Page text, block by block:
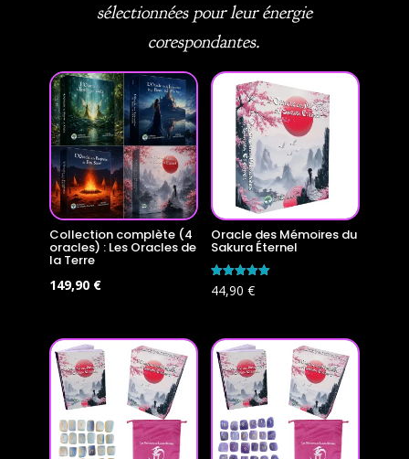
sélectionnées pour leur énergie
corespondantes.
Collection complète (4
oracles) : Les Oracles de
la Terre
Le
était :
179,60 €.
149,90 €Le
est :
149,90 €.
Oracle des Mémoires du
Sakura Éternel
Note
5.00
44,90 €